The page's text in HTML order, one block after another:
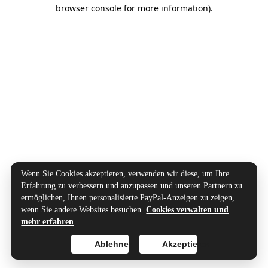
browser console for more information).
Wenn Sie Cookies akzeptieren, verwenden wir diese, um Ihre
Erfahrung zu verbessern und anzupassen und unseren Partnern zu
ermöglichen, Ihnen personalisierte PayPal-Anzeigen zu zeigen,
wenn Sie andere Websites besuchen.Cookies verwalten und
mehr erfahren
Akzeptieren
Ablehnen